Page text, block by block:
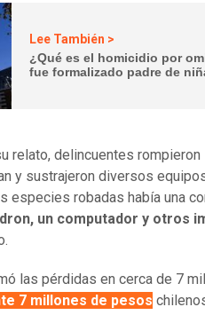
Lee También >
¿Qué es el homicidio por
fue formalizado padre de
relato, delincuentes
y sustrajeron diversos
especies robadas había una
un computador y otros
las pérdidas en cerca de 7
7 millones de pesos